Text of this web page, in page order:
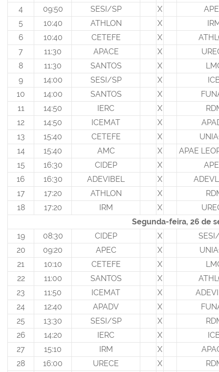
4
09:50 SESI/SP X
5
10:40 ATHLON X
6
10:40 CETEFE X
7
11:30 APACE X
8
11:30 SANTOS X
9
14:00 SESI/SP X
10
14:00 SANTOS X
11
14:50 IERC X
12
14:50 ICEMAT X
13
15:40 CETEFE X
14
15:40 AMC X
APAE
15
16:30 CIDEP X
16
16:30 ADEVIBEL X
17
17:20 ATHLON X
18
17:20 IRM X
Segunda-feira, 26 de
19
08:30 CIDEP X
20
09:20 APEC X
21
10:10 CETEFE X
22
11:00 SANTOS X
23
11:50 ICEMAT X
24
12:40 APADV X
25
13:30 SESI/SP X
26
14:20 IERC X
27
15:10 IRM X
28
16:00 URECE X